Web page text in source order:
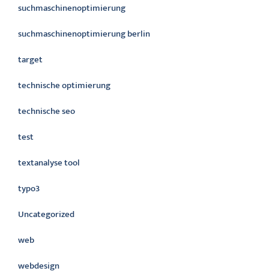
suchmaschinenoptimierung
suchmaschinenoptimierung berlin
target
technische optimierung
technische seo
test
textanalyse tool
typo3
Uncategorized
web
webdesign